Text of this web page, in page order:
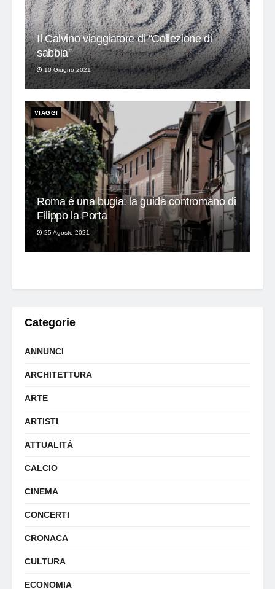
Il Calvino viaggiatore di “Collezione di
sabbia”
10 Giugno 2021
VIAGGI
Roma è una bugia: la guida contromano di
Filippo la Porta
25 Agosto 2021
Categorie
ANNUNCI
ARCHITETTURA
ARTE
ARTISTI
ATTUALITÀ
CALCIO
CINEMA
CONCERTI
CRONACA
CULTURA
ECONOMIA